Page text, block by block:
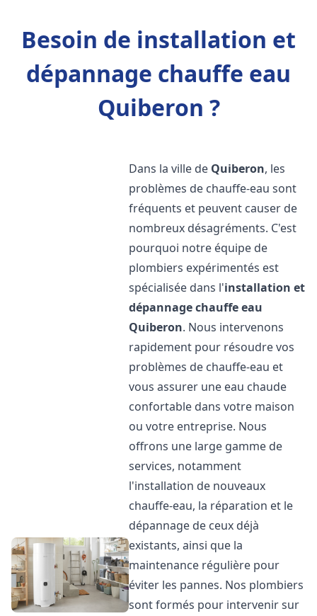
Besoin de installation et
dépannage chauffe eau
Quiberon ?
Dans la ville de Quiberon, les
problèmes de chauffe-eau sont
fréquents et peuvent causer de
nombreux désagréments. C'est
pourquoi notre équipe de
plombiers expérimentés est
spécialisée dans l'installation et
dépannage chauffe eau
Quiberon. Nous intervenons
rapidement pour résoudre vos
problèmes de chauffe-eau et
vous assurer une eau chaude
confortable dans votre maison
ou votre entreprise. Nous
offrons une large gamme de
services, notamment
l'installation de nouveaux
chauffe-eau, la réparation et le
dépannage de ceux déjà
existants, ainsi que la
maintenance régulière pour
éviter les pannes. Nos plombiers
sont formés pour intervenir sur